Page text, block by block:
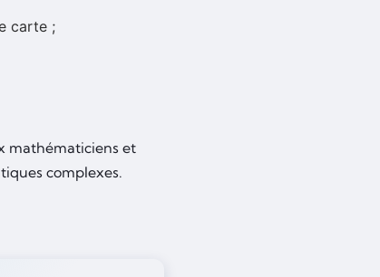
carte ;
mathématiciens et
complexes.